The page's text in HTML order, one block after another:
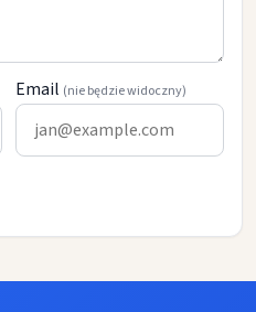
Email (nie będzie widoczny)